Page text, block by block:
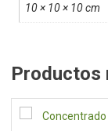
10 × 10 × 10 cm
Productos